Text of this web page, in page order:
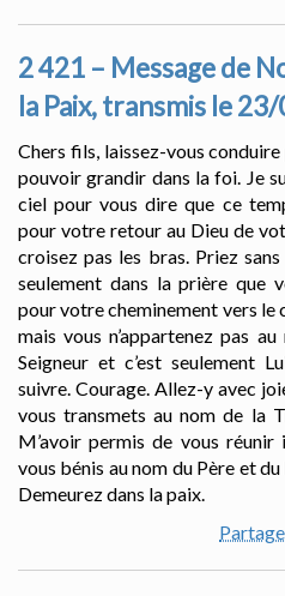
2 421 – Message de
la Paix, transmis le
Chers fils, laissez-vous
pouvoir grandir dans la foi. Je
ciel pour vous dire que ce
pour votre retour au Dieu de
croisez pas les bras. Priez
seulement dans la prière que
pour votre cheminement vers le
mais vous n’appartenez pas
Seigneur et c’est seulement
suivre. Courage. Allez-y avec
vous transmets au nom de la
M’avoir permis de vous
vous bénis au nom du Père et
Demeurez dans la paix.